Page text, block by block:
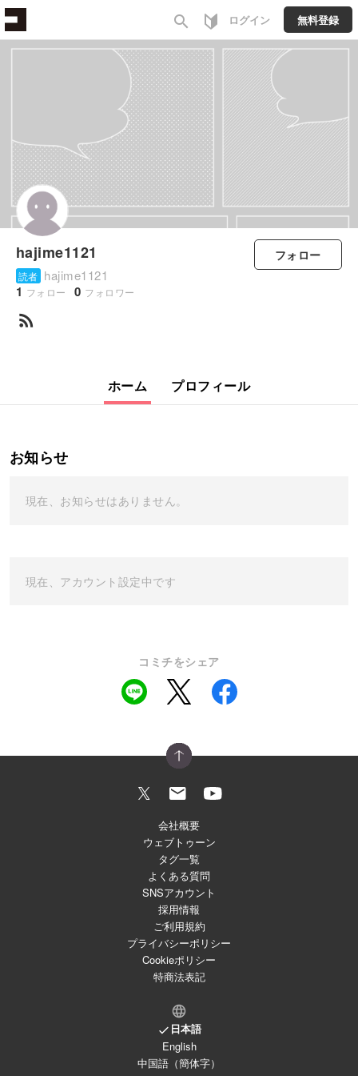
search ログイン 無料登録
hajime1121
読者 hajime1121
1 フォロー 0 フォロワー
フォロー
rss_feed
ホーム プロフィール
お知らせ
現在、お知らせはありません。
現在、アカウント設定中です
コミチをシェア
会社概要
ウェブトゥーン
タグ一覧
よくある質問
SNSアカウント
採用情報
ご利用規約
プライバシーポリシー
Cookieポリシー
特商法表記
日本語
English
中国語（簡体字）